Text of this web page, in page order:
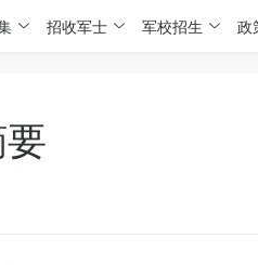
招收军士 军校招生 政